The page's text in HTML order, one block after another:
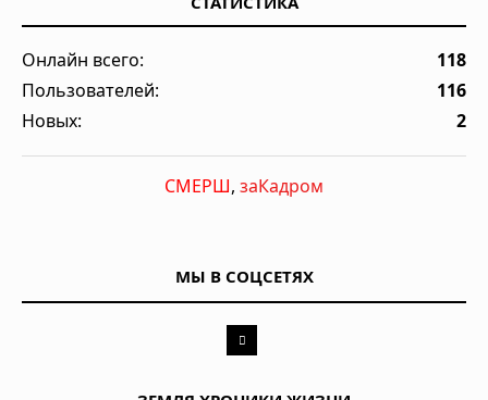
Онлайн всего:
118
Пользователей:
116
Новых:
2
СМЕРШ, заКадром
МЫ В СОЦСЕТЯХ